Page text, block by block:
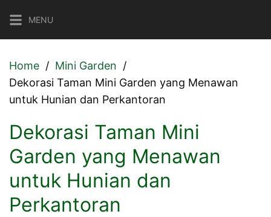
to
MENU
Home
Mini Garden
Dekorasi Taman Mini Garden yang Menawan
untuk Hunian dan Perkantoran
Dekorasi Taman Mini
Garden yang Menawan
untuk Hunian dan
Perkantoran